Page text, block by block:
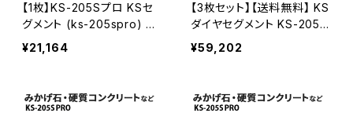
【1枚】KS-205Sプロ KSセ
グメント (ks-205spro) 8
インチ みかげ石・硬質コン
クリートなどの切断 ダイヤ
¥21,164
【3枚セット】【送料無料】 KS
ダイヤセグメント KS-205S
プロ (ks-205spro) 8イン
チ みかげ石・硬質コンクリ
¥59,202